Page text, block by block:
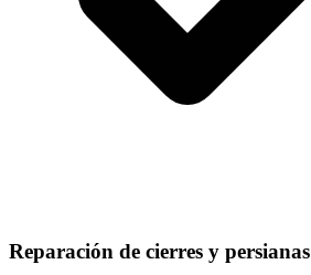
Reparación de cierres y persianas